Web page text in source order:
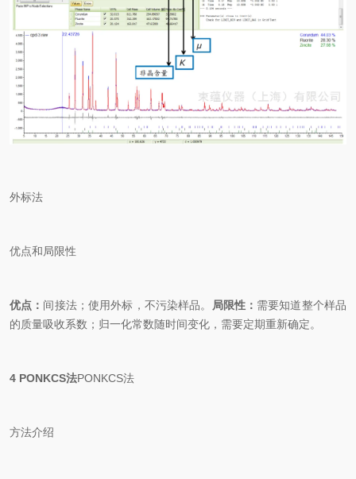
外标法
优点和局限性
优点： 间接法；使用外标，不污染样品。 局限性： 需要知道整个样品
的质量吸收系数；归一化常数随时间变化，需要定期重新确定。
4 PONKCS法PONKCS法
方法介绍